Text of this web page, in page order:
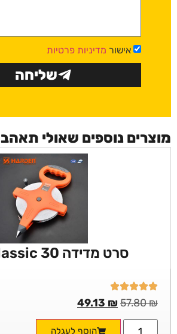
אישור מדיניות פרטיות
שליחה
מוצרים נוספים שאולי תאהב
סרט מדידה Classic 30 מטר
57.80₪
49.13 ₪
הוסף לעגלה